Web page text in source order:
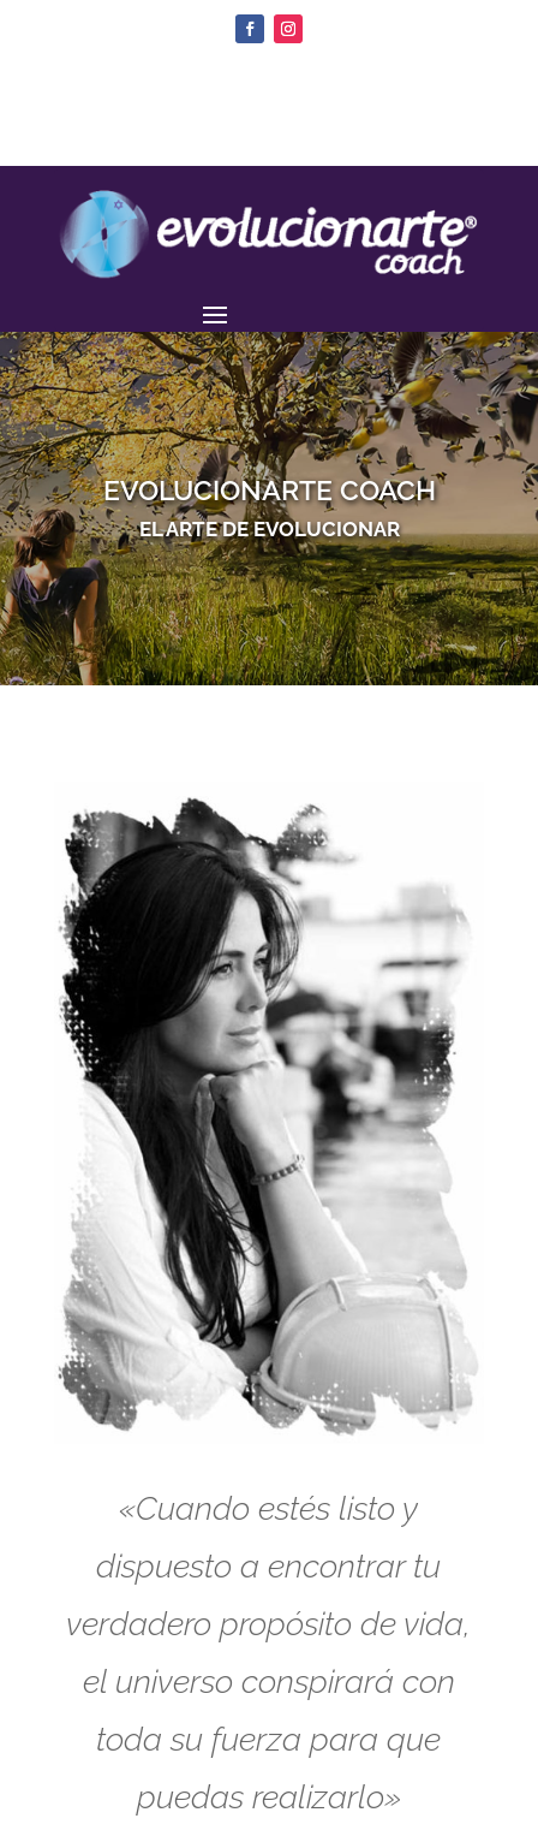
EVOLUCIONARTE COACH
EL ARTE DE EVOLUCIONAR
«Cuando estés listo y
dispuesto a encontrar tu
verdadero propósito de vida,
el universo conspirará con
toda su fuerza para que
puedas realizarlo»